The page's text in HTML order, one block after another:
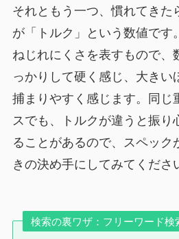
それともう一つ、慣れてきた
が「トルク」という数値です
ねじれにくさを表すもので、
っかりして硬く感じ、大きい
捕まりやすく感じます。同じ
スでも、トルクが違うと振り
ることがあるので、スペック
きの決め手にしてみてくださ
検索の裏ワザ：フリーワード検